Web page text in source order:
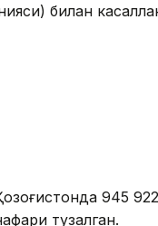
билан
945
тузалган.